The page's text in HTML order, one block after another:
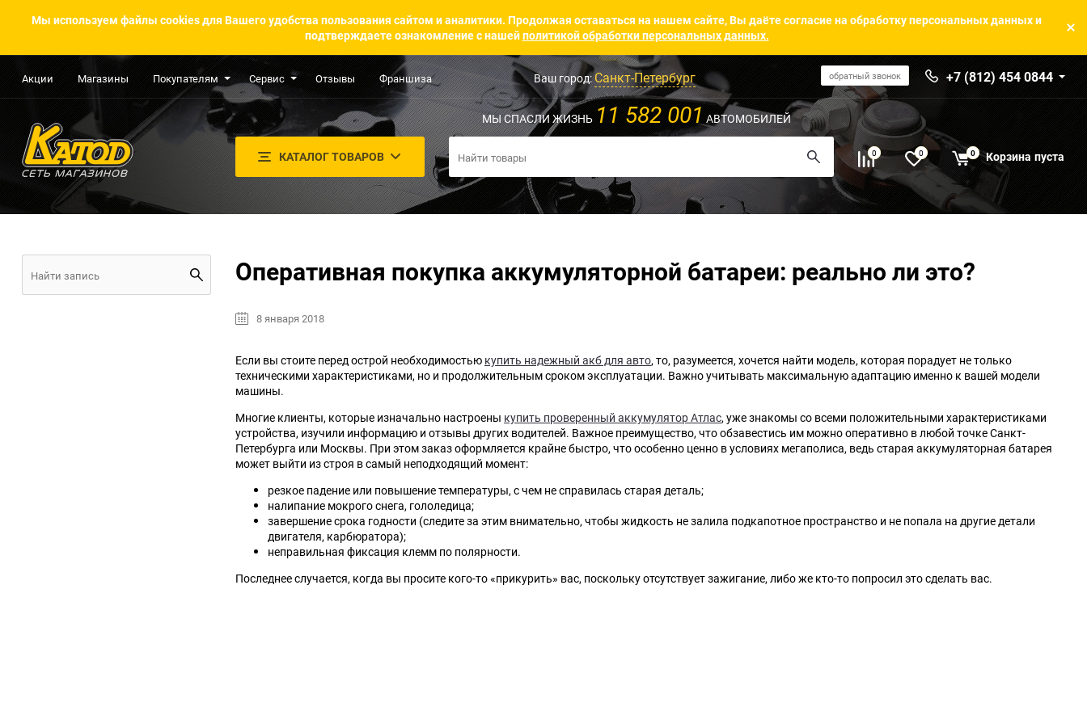
Мы используем файлы cookies для Вашего удобства пользования сайтом и аналитики. Продолжая оставаться на нашем сайте, Вы даёте согласие на обработку персональных данных и
подтверждаете ознакомление с нашейполитикой обработки персональных данных.
Акции Магазины Покупателям Сервис Отзывы Франшиза Ваш город:Санкт-Петербург обратный звонок +7 (812) 454 0844
КАТАЛОГ ТОВАРОВ
МЫ СПАСЛИ ЖИЗНЬ 11 582 001 АВТОМОБИЛЕЙ
0 0 0 Корзина пуста
Оперативная покупка аккумуляторной батареи: реально ли это?
8 января 2018
Если вы стоите перед острой необходимостью купить надежный акб для авто, то, разумеется, хочется найти модель, которая порадует не только
техническими характеристиками, но и продолжительным сроком эксплуатации. Важно учитывать максимальную адаптацию именно к вашей модели
машины.
Многие клиенты, которые изначально настроены купить проверенный аккумулятор Атлас, уже знакомы со всеми положительными характеристиками
устройства, изучили информацию и отзывы других водителей. Важное преимущество, что обзавестись им можно оперативно в любой точке Санкт-
Петербурга или Москвы. При этом заказ оформляется крайне быстро, что особенно ценно в условиях мегаполиса, ведь старая аккумуляторная батарея
может выйти из строя в самый неподходящий момент:
резкое падение или повышение температуры, с чем не справилась старая деталь;
налипание мокрого снега, гололедица;
завершение срока годности (следите за этим внимательно, чтобы жидкость не залила подкапотное пространство и не попала на другие детали
двигателя, карбюратора);
неправильная фиксация клемм по полярности.
Последнее случается, когда вы просите кого-то «прикурить» вас, поскольку отсутствует зажигание, либо же кто-то попросил это сделать вас.